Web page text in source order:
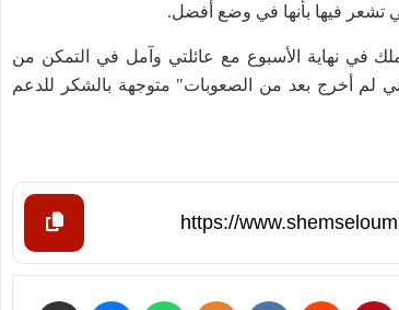
تشعر فيها بأنها في وضع أفضل.
في نهاية الأسبوع مع عائلتي وآمل في التمكن من
لم أخرج بعد من الصعوبات" متوجهة بالشكر للدعم